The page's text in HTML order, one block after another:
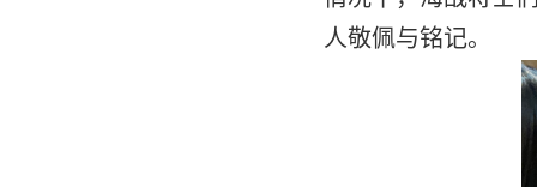
人敬佩与铭记。